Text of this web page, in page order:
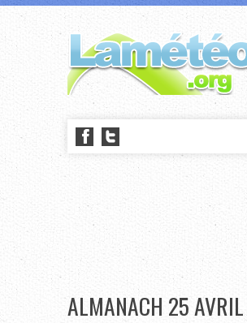
ALMANACH 25 AVRIL